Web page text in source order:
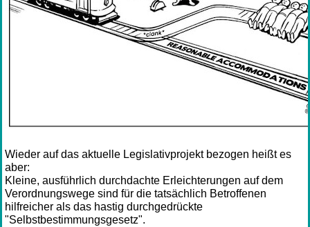
Wieder auf das aktuelle Legislativprojekt bezogen heißt es
aber:
Kleine, ausführlich durchdachte Erleichterungen auf dem
Verordnungswege sind für die tatsächlich Betroffenen
hilfreicher als das hastig durchgedrückte
"Selbstbestimmungsgesetz".